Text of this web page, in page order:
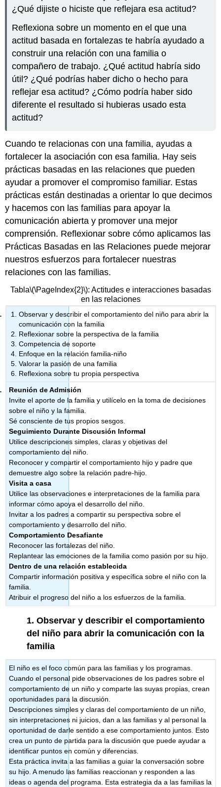
¿Qué dijiste o hiciste que reflejara esa actitud?
Reflexiona sobre un momento en el que una
actitud basada en fortalezas te habría ayudado a
construir una relación con una familia o
compañero de trabajo. ¿Qué actitud habría sido
útil? ¿Qué podrías haber dicho o hecho para
reflejar esa actitud? ¿Cómo podría haber sido
diferente el resultado si hubieras usado esta
actitud?
Cuando te relacionas con una familia, ayudas a
fortalecer la asociación con esa familia. Hay seis
prácticas basadas en las relaciones que pueden
ayudar a promover el compromiso familiar. Estas
prácticas están destinadas a orientar lo que decimos
y hacemos con las familias para apoyar la
comunicación abierta y promover una mejor
comprensión. Reflexionar sobre cómo aplicamos las
Prácticas Basadas en las Relaciones puede mejorar
nuestros esfuerzos para fortalecer nuestras
relaciones con las familias.
Tabla\(\PageIndex{2}\): Actitudes e interacciones basadas
en las relaciones
Observar y describir el comportamiento del niño para abrir la
comunicación con la familia
Reflexionar sobre la perspectiva de la familia
Competencia de soporte
Enfoque en la relación familia-niño
Valorar la pasión de una familia
Reflexiona sobre tu propia perspectiva
Reunión de Admisión
Invite el aporte de la familia y utilícelo en la toma de decisiones
sobre el niño y la familia.
Sé consciente de tus propios sesgos.
Seguimiento Durante Discusión Informal
Utilice descripciones simples, claras y objetivas del
comportamiento del niño.
Reconocer y compartir el comportamiento hijo y padre que
demuestre algo sobre la relación padre-hijo.
Visita a casa
Utilice las observaciones e interpretaciones de la familia para
informar cómo apoya el desarrollo del niño.
Invitar a los padres a compartir su perspectiva sobre el
comportamiento y desarrollo del niño.
Comportamiento Desafiante
Reconocer las fortalezas del niño.
Replantear las emociones de la familia como pasión por su hijo.
Dentro de una relación establecida
Compartir información positiva y específica sobre el niño con la
familia.
Atribuir el progreso del niño a los esfuerzos de la familia.
1.Observar y describir el comportamiento
del niño para abrir la comunicación con la
familia
El niño es el foco común para las familias y los programas.
Cuando el personal pide observaciones de los padres sobre el
comportamiento de un niño y comparte las suyas propias, crean
oportunidades para la discusión.
Descripciones simples y claras del comportamiento de un niño,
sin interpretaciones ni juicios, dan a las familias y al personal la
oportunidad de darle sentido a ese comportamiento juntos. Esto
crea un punto de partida para la discusión que puede ayudar a
identificar puntos en común y diferencias.
Esta práctica invita a las familias a guiar la conversación sobre
su hijo. A menudo las familias reaccionan y responden a las
ideas o agenda del programa. Esta estrategia da a las familias la